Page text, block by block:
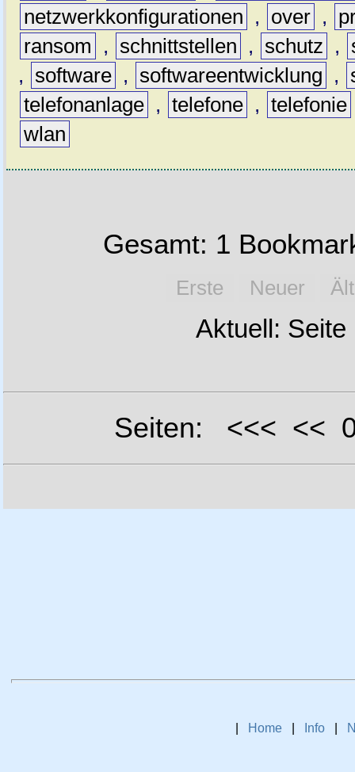
netzwerkkonfigurationen
, over ,
ransom
, schnittstellen , schutz ,
,
software , softwareentwicklung ,
telefonanlage , telefone , telefonie
wlan
Gesamt: 1
Erste Neuer
Aktuell: Seite
Seiten: <<< <<
Home Info